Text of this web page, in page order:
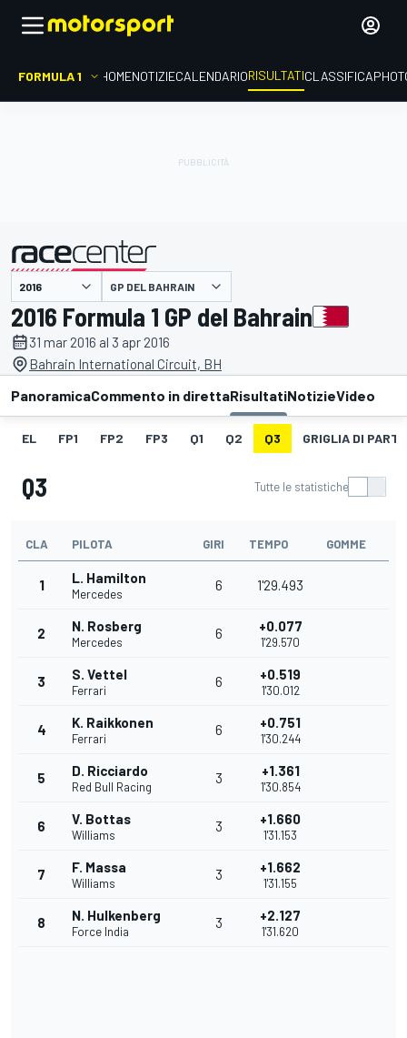
FORMULA 1 HOMENOTIZIECALENDARIORISULTATICLASSIFICA
presentato da GP DEL BAHRAIN
2016 Formula 1 GP del Bahrain
31 mar 2016 al 3 apr 2016
Bahrain International Circuit, BH
PanoramicaCommento in direttaRisultatiNotizieVideo
EL FP1 FP2 FP3 Q1 Q2 Q3 GRIGLIA DI
Q3 Tutte le statistiche
CLA PILOTA GIRI TEMPO GOMME
1 L. Hamilton
Mercedes
6 1'29.493
2 N. Rosberg
Mercedes
6 +0.077
1'29.570
3 S. Vettel
Ferrari
6 +0.519
1'30.012
4 K. Raikkonen
Ferrari
6 +0.751
1'30.244
5 D. Ricciardo
Red Bull Racing
3 +1.361
1'30.854
6 V. Bottas
Williams
3 +1.660
1'31.153
7 F. Massa
Williams
3 +1.662
1'31.155
8 N. Hulkenberg
Force India
3 +2.127
1'31.620